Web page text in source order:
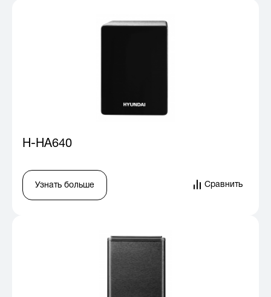
H-HA640
Узнать больше Сравнить